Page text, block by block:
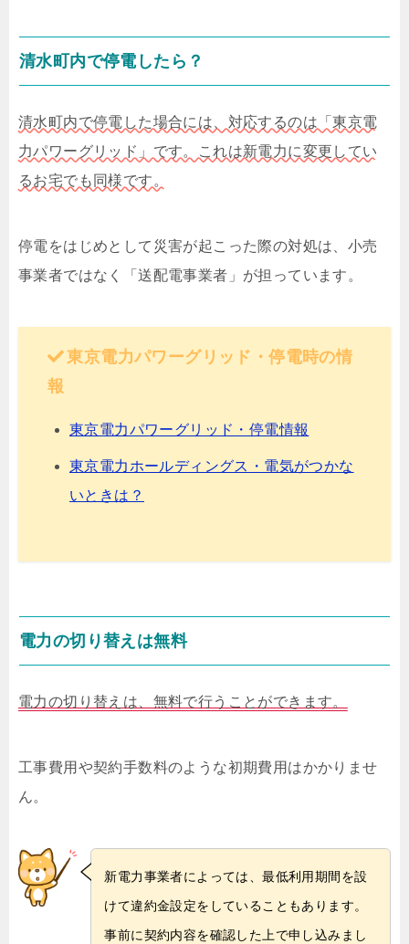
清水町内で停電したら？
清水町内で停電した場合には、対応するのは「東京電
力パワーグリッド」です。これは新電力に変更してい
るお宅でも同様です。
停電をはじめとして災害が起こった際の対処は、小売
事業者ではなく「送配電事業者」が担っています。
東京電力パワーグリッド・停電時の情
報
東京電力パワーグリッド・停電情報
東京電力ホールディングス・電気がつかな
いときは？
電力の切り替えは無料
電力の切り替えは、無料で行うことができます。
工事費用や契約手数料のような初期費用はかかりませ
ん。
新電力事業者によっては、最低利用期間を設
けて違約金設定をしていることもあります。
事前に契約内容を確認した上で申し込みまし